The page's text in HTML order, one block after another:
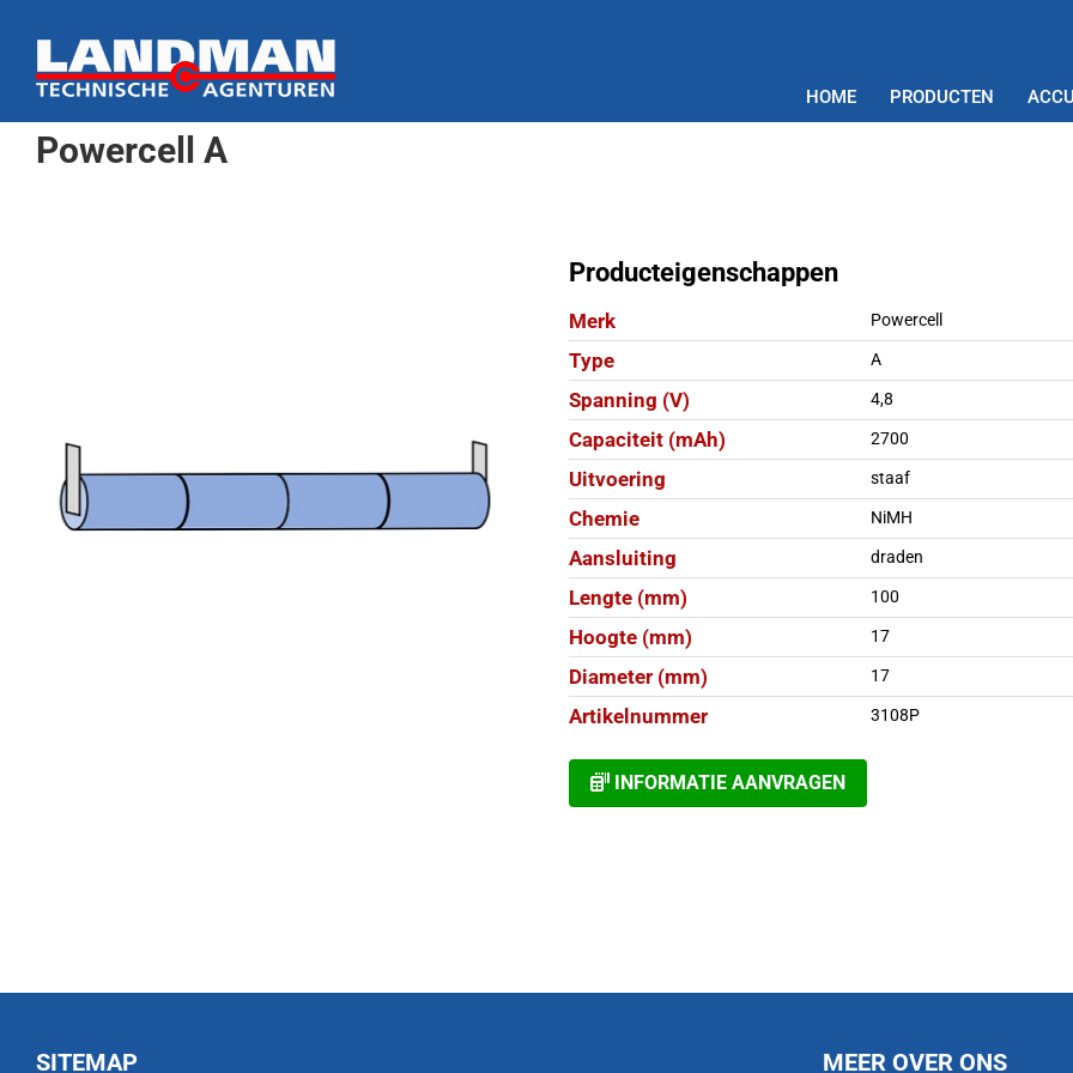
naar
inhoud
HOME PRODUCTEN
Powercell A
Producteigenschappen
Merk Powercell
Type A
Spanning (V) 4,8
Capaciteit (mAh) 2700
Uitvoering staaf
Chemie NiMH
Aansluiting draden
Lengte (mm) 100
Hoogte (mm) 17
Diameter (mm) 17
Artikelnummer 3108P
INFORMATIE AANVRAGEN
SITEMAP MEER OVER ONS